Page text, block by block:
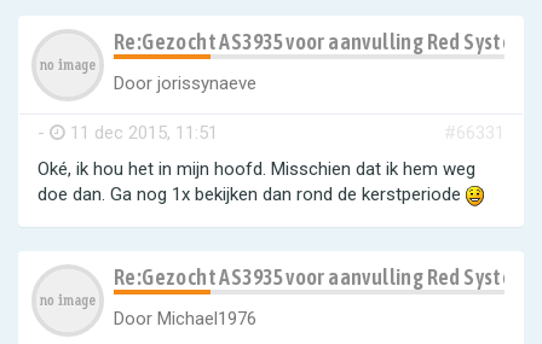
Re:Gezocht AS3935 voor aanvulling Red Systeem
Door jorissynaeve
- 11 dec 2015, 11:51
#66331
Oké, ik hou het in mijn hoofd. Misschien dat ik hem weg
doe dan. Ga nog 1x bekijken dan rond de kerstperiode
Re:Gezocht AS3935 voor aanvulling Red Systeem
Door Michael1976